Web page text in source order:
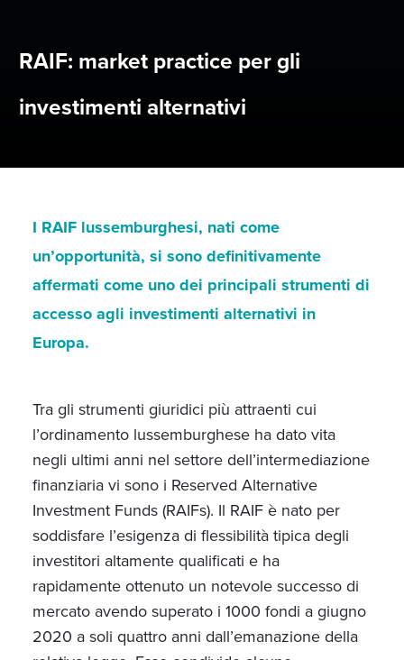
RAIF: market practice per gli
investimenti alternativi
I RAIF lussemburghesi, nati come
un’opportunità, si sono definitivamente
affermati come uno dei principali strumenti di
accesso agli investimenti alternativi in
Europa.
Tra gli strumenti giuridici più attraenti cui
l’ordinamento lussemburghese ha dato vita
negli ultimi anni nel settore dell’intermediazione
finanziaria vi sono i Reserved Alternative
Investment Funds (RAIFs). Il RAIF è nato per
soddisfare l’esigenza di flessibilità tipica degli
investitori altamente qualificati e ha
rapidamente ottenuto un notevole successo di
mercato avendo superato i 1000 fondi a giugno
2020 a soli quattro anni dall’emanazione della